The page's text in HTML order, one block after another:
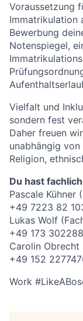
Voraussetzung
Immatrikulation
Bewerbung
Notenspiegel,
Vielfalt und
sondern fest
Daher freuen
unabhängig von
Religion,
Du hast
Pascale Kühner
+49 7223 82
Lukas Wolf
+49 173
Carolin Obrecht
+49 152
Work